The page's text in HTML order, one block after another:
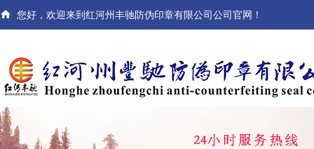
 您好，欢迎来到红河州丰驰防伪印章有限公司公司官网！